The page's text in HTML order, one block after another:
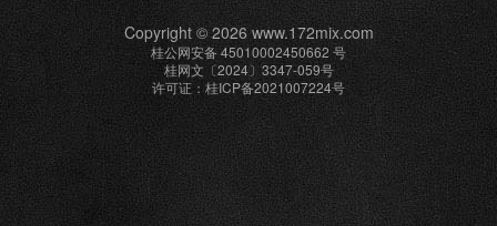
Copyright © 2026 www.172mix.com
桂公网安备 45010002450662 号
桂网文〔2024〕3347-059号
许可证：桂ICP备2021007224号